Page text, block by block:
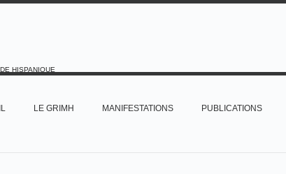
HISPANIQUE
LE GRIMH MANIFESTATIONS PUBLICATIONS